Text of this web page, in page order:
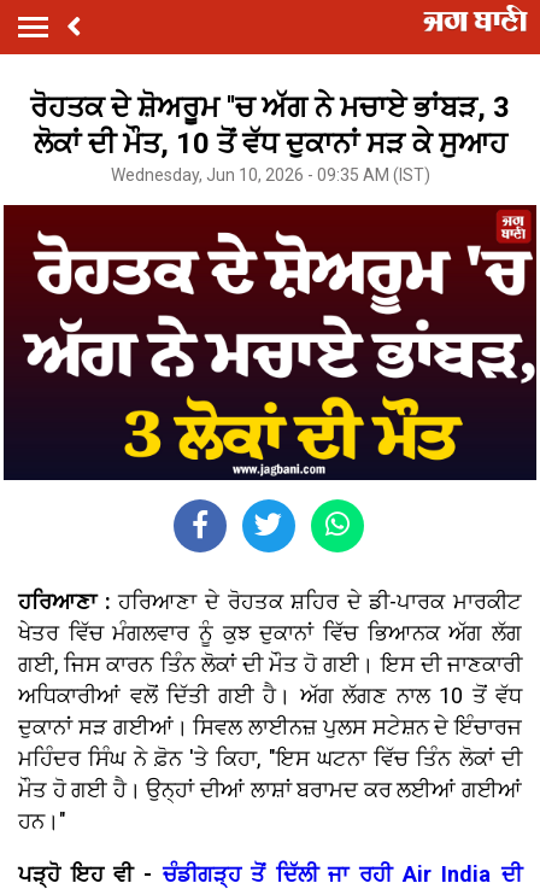
ਰੋਹਤਕ ਦੇ ਸ਼ੋਅਰੂਮ ''ਚ ਅੱਗ ਨੇ ਮਚਾਏ ਭਾਂਬੜ, 3
ਲੋਕਾਂ ਦੀ ਮੌਤ, 10 ਤੋਂ ਵੱਧ ਦੁਕਾਨਾਂ ਸੜ ਕੇ ਸੁਆਹ
Wednesday, Jun 10, 2026 - 09:35 AM (IST)
ਹਰਿਆਣਾ :ਹਰਿਆਣਾ ਦੇ ਰੋਹਤਕ ਸ਼ਹਿਰ ਦੇ ਡੀ-ਪਾਰਕ ਮਾਰਕੀਟ
ਖੇਤਰ ਵਿੱਚ ਮੰਗਲਵਾਰ ਨੂੰ ਕੁਝ ਦੁਕਾਨਾਂ ਵਿੱਚ ਭਿਆਨਕ ਅੱਗ ਲੱਗ
ਗਈ, ਜਿਸ ਕਾਰਨ ਤਿੰਨ ਲੋਕਾਂ ਦੀ ਮੌਤ ਹੋ ਗਈ। ਇਸ ਦੀ ਜਾਣਕਾਰੀ
ਅਧਿਕਾਰੀਆਂ ਵਲੋਂ ਦਿੱਤੀ ਗਈ ਹੈ। ਅੱਗ ਲੱਗਣ ਨਾਲ 10 ਤੋਂ ਵੱਧ
ਦੁਕਾਨਾਂ ਸੜ ਗਈਆਂ। ਸਿਵਲ ਲਾਈਨਜ਼ ਪੁਲਸ ਸਟੇਸ਼ਨ ਦੇ ਇੰਚਾਰਜ
ਮਹਿੰਦਰ ਸਿੰਘ ਨੇ ਫ਼ੋਨ 'ਤੇ ਕਿਹਾ, "ਇਸ ਘਟਨਾ ਵਿੱਚ ਤਿੰਨ ਲੋਕਾਂ ਦੀ
ਮੌਤ ਹੋ ਗਈ ਹੈ। ਉਨ੍ਹਾਂ ਦੀਆਂ ਲਾਸ਼ਾਂ ਬਰਾਮਦ ਕਰ ਲਈਆਂ ਗਈਆਂ
ਹਨ।"
ਪੜ੍ਹੋ ਇਹ ਵੀ -ਚੰਡੀਗੜ੍ਹ ਤੋਂ ਦਿੱਲੀ ਜਾ ਰਹੀ Air India ਦੀ